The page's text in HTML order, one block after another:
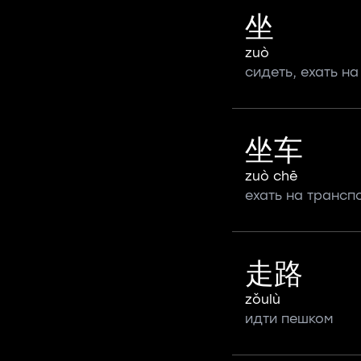
坐
zuò
сидеть, ехать на
坐车
zuò chē
ехать на
走路
zǒulù
идти пешком